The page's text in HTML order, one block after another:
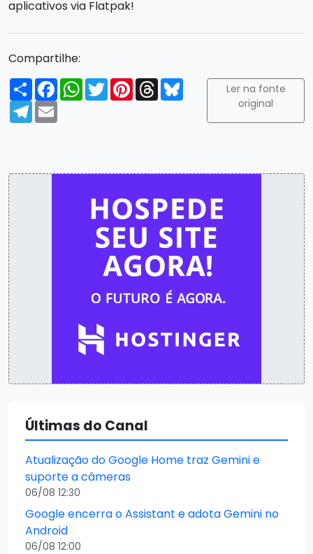
aplicativos via Flatpak!
Compartilhe:
Compartilhar
FacebookWhatsApp
TwitterPinterest
ThreadsBluesky
Telegram
Email
Ler na fonte
original
Últimas do Canal
Atualização do Google Home traz Gemini e
suporte a câmeras
06/08 12:30
Google encerra o Assistant e adota Gemini no
Android
06/08 12:00